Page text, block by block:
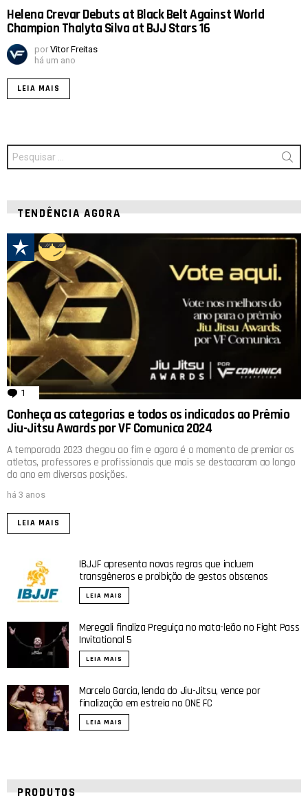
Helena Crevar Debuts at Black Belt Against World
Champion Thalyta Silva at BJJ Stars 16
por Vitor Freitas
há um ano
LEIA MAIS
Procurar
por:
TENDÊNCIA AGORA
1 comentário
Conheça as categorias e todos os indicados ao Prêmio
Jiu-Jitsu Awards por VF Comunica 2024
A temporada 2023 chegou ao fim e agora é o momento de premiar os
atletas, professores e profissionais que mais se destacaram ao longo
do ano em diversas posições.
há 3 anos
LEIA MAIS
IBJJF apresenta novas regras que incluem
transgêneros e proibição de gestos obscenos
LEIA MAIS
Meregali finaliza Preguiça no mata-leão no Fight Pass
Invitational 5
LEIA MAIS
Marcelo Garcia, lenda do Jiu-Jitsu, vence por
finalização em estreia no ONE FC
LEIA MAIS
PRODUTOS